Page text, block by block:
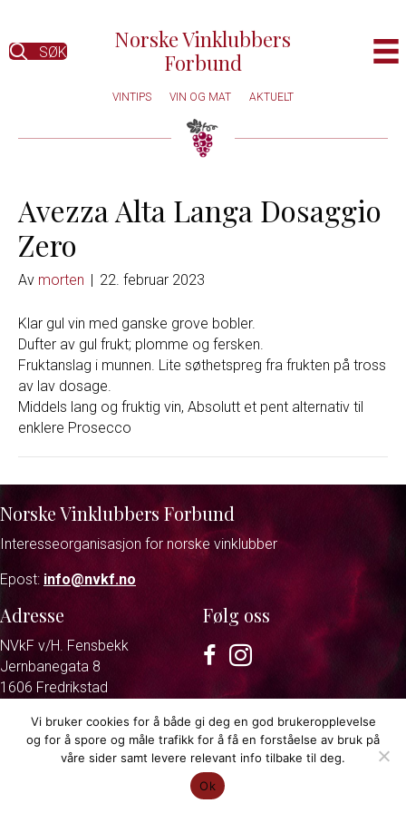
SØK
Norske Vinklubbers
Forbund
VINTIPS VIN OG MAT AKTUELT
Avezza Alta Langa Dosaggio
Zero
Av morten | 22. februar 2023
Klar gul vin med ganske grove bobler.
Dufter av gul frukt; plomme og fersken.
Fruktanslag i munnen. Lite søthetspreg fra frukten på tross
av lav dosage.
Middels lang og fruktig vin, Absolutt et pent alternativ til
enklere Prosecco
Norske Vinklubbers Forbund
Interesseorganisasjon for norske vinklubber
Epost: info@nvkf.no
Adresse
NVkF v/H. Fensbekk
Jernbanegata 8
1606 Fredrikstad
Følg oss
Facebook
Instagram
Personvernerklæring© 2026 Norske vinklubbers forbund.
Strand & Lund
Vi bruker cookies for å både gi deg en god brukeropplevelse
og for å spore og måle trafikk for å få en forståelse av bruk på
våre sider samt levere relevant info tilbake til deg.
Ok